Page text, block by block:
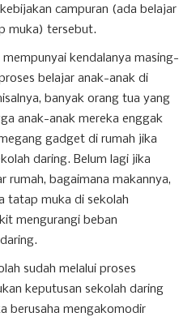
campuran (ada belajar
muka) tersebut.
kendalanya masing-
belajar anak-anak di
banyak orang tua yang
anak-anak mereka enggak
gadget di rumah jika
daring. Belum lagi jika
rumah, bagaimana makannya,
tatap muka di sekolah
mengurangi beban
sudah melalui proses
keputusan sekolah daring
berusaha mengakomodir